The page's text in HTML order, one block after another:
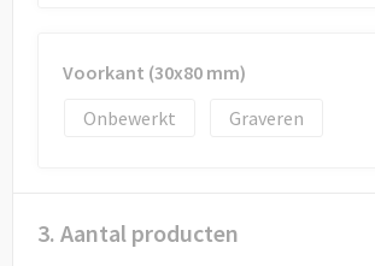
Voorkant (30x80 mm)
Onbewerkt
Graveren
3. Aantal producten